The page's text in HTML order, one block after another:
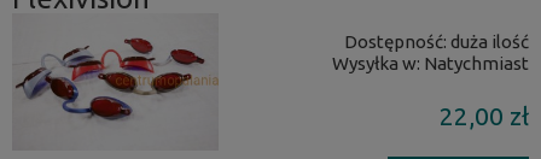
Dostępność: duża ilość
Wysyłka w: Natychmiast
22,00 zł